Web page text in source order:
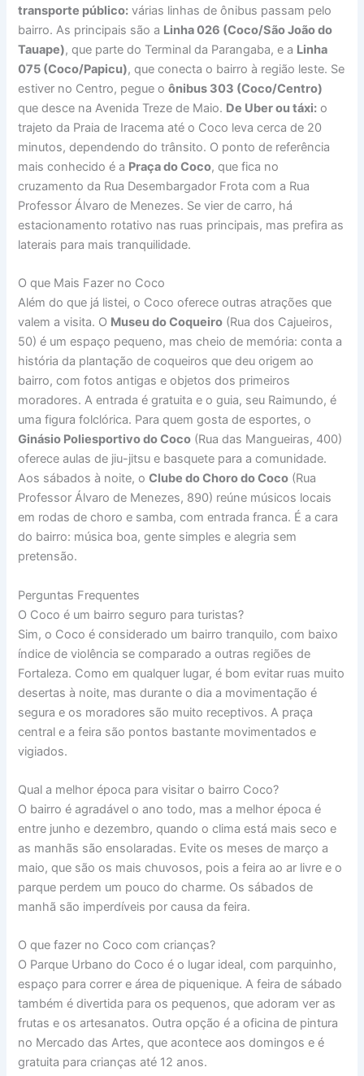
transporte público: várias linhas de ônibus passam pelo
bairro. As principais são a Linha 026 (Coco/São João do
Tauape), que parte do Terminal da Parangaba, e a Linha
075 (Coco/Papicu), que conecta o bairro à região leste. Se
estiver no Centro, pegue oônibus 303 (Coco/Centro)
que desce na Avenida Treze de Maio. De Uber ou táxi: o
trajeto da Praia de Iracema até o Coco leva cerca de 20
minutos, dependendo do trânsito. O ponto de referência
mais conhecido é a Praça do Coco, que fica no
cruzamento da Rua Desembargador Frota com a Rua
Professor Álvaro de Menezes. Se vier de carro, há
estacionamento rotativo nas ruas principais, mas prefira as
laterais para mais tranquilidade.
O que Mais Fazer no Coco
Além do que já listei, o Coco oferece outras atrações que
valem a visita. O Museu do Coqueiro (Rua dos Cajueiros,
50) é um espaço pequeno, mas cheio de memória: conta a
história da plantação de coqueiros que deu origem ao
bairro, com fotos antigas e objetos dos primeiros
moradores. A entrada é gratuita e o guia, seu Raimundo, é
uma figura folclórica. Para quem gosta de esportes, o
Ginásio Poliesportivo do Coco (Rua das Mangueiras, 400)
oferece aulas de jiu-jitsu e basquete para a comunidade.
Aos sábados à noite, oClube do Choro do Coco (Rua
Professor Álvaro de Menezes, 890) reúne músicos locais
em rodas de choro e samba, com entrada franca. É a cara
do bairro: música boa, gente simples e alegria sem
pretensão.
Perguntas Frequentes
O Coco é um bairro seguro para turistas?
Sim, o Coco é considerado um bairro tranquilo, com baixo
índice de violência se comparado a outras regiões de
Fortaleza. Como em qualquer lugar, é bom evitar ruas muito
desertas à noite, mas durante o dia a movimentação é
segura e os moradores são muito receptivos. A praça
central e a feira são pontos bastante movimentados e
vigiados.
Qual a melhor época para visitar o bairro Coco?
O bairro é agradável o ano todo, mas a melhor época é
entre junho e dezembro, quando o clima está mais seco e
as manhãs são ensolaradas. Evite os meses de março a
maio, que são os mais chuvosos, pois a feira ao ar livre e o
parque perdem um pouco do charme. Os sábados de
manhã são imperdíveis por causa da feira.
O que fazer no Coco com crianças?
O Parque Urbano do Coco é o lugar ideal, com parquinho,
espaço para correr e área de piquenique. A feira de sábado
também é divertida para os pequenos, que adoram ver as
frutas e os artesanatos. Outra opção é a oficina de pintura
no Mercado das Artes, que acontece aos domingos e é
gratuita para crianças até 12 anos.